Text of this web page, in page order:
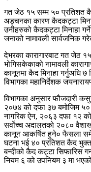
गत जेठ १५ सम्म ५० प्रतिशत
अड्चनका कारण कैदकट्टा
उनीहरुको कैदकट्टा मिनाहा
जनाको नामावली सार्वजनिक
देभरका कारागारबाट गत जेठ
भोगिसकेकाको नामावली
कानूनमा कैद मिनाहा गर्नुअघि ७
विभागका महानिर्देशक
विभागका अनुसार फौजदारी
२०७४ को दफा ३७ बमोजिम
नागरिक ऐन, २०६३ दफा १२
सर्वोच्च अदालतको २०८०
कानून आकर्षित हुने० फैसला
घटना भई ४० प्रतिशत कैद
बन्दीको कैद कट्टा सिफारिस
नियम ६ को उपनियम ३ मा